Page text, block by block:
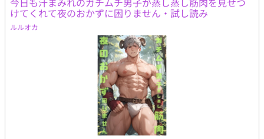
けてくれて夜のおかずに困りません・試し読み
ルルオカ